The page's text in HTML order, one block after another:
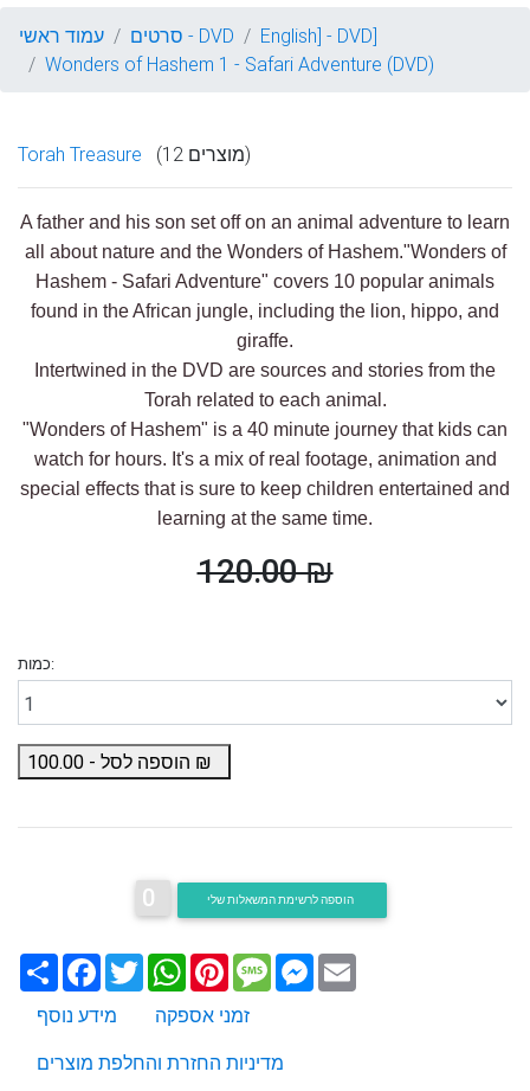
עמוד ראשי סרטים - DVD
English] - DVD]
Wonders of Hashem 1 - Safari Adventure (DVD)
Torah Treasure (12 מוצרים)
A father and his son set off on an animal adventure to learn
all about nature and the Wonders of Hashem."Wonders of
Hashem - Safari Adventure" covers 10 popular animals
found in the African jungle, including the lion, hippo, and
giraffe.
Intertwined in the DVD are sources and stories from the
Torah related to each animal.
"Wonders of Hashem" is a 40 minute journey that kids can
watch for hours. It's a mix of real footage, animation and
special effects that is sure to keep children entertained and
learning at the same time.
120.00 ₪
כמות:
הוספה לסל - 100.00
0
שתף Facebook
TwitterWhatsApp
PinterestMessageMessenger
מידע נוסף
זמני אספקה
מדיניות החזרת והחלפת מוצרים